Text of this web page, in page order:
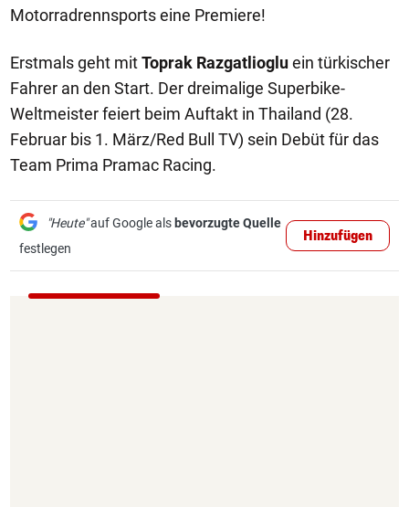
Motorradrennsports eine Premiere!
Erstmals geht mitToprak Razgatliogluein türkischer
Fahrer an den Start. Der dreimalige Superbike-
Weltmeister feiert beim Auftakt in Thailand (28.
Februar bis 1. März/Red Bull TV) sein Debüt für das
Team Prima Pramac Racing.
"Heute"auf Google als bevorzugte Quelle
festlegen
Hinzufügen